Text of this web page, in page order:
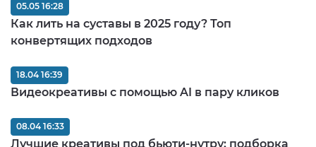
Как лить на суставы в 2025 году? Топ
конвертящих подходов
05.05 16:28
Видеокреативы с помощью AI в пару кликов
18.04 16:39
Лучшие креативы под бьюти-нутру: подборка
08.04 16:33